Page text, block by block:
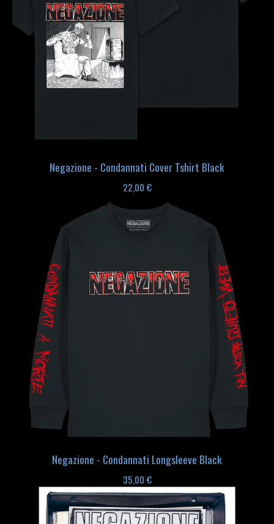
Negazione - Condannati Cover Tshirt Black
22,00 €
Negazione - Condannati Longsleeve Black
35,00 €